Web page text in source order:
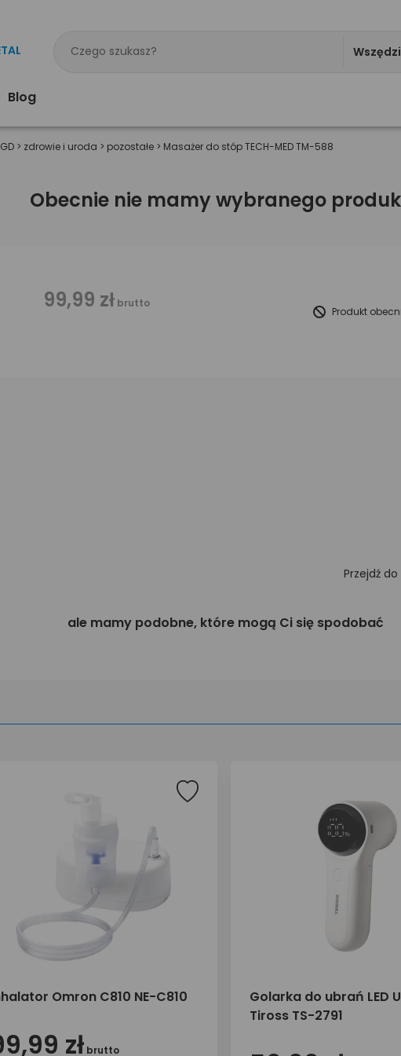
Blog
> zdrowie i uroda > pozostałe > Masażer do stóp TECH-MED TM-588
Obecnie nie mamy wybranego
99,99 zł brutto
Produkt
Przejdź do
ale mamy podobne, które mogą Ci się spodobać
Omron C810 NE-C810
zł brutto
Golarka do ubrań LED
Tiross TS-2791